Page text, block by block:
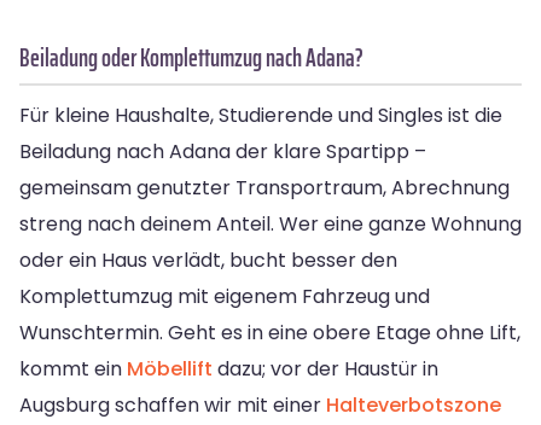
Beiladung oder Komplettumzug nach Adana?
Für kleine Haushalte, Studierende und Singles ist die
Beiladung nach Adana der klare Spartipp –
gemeinsam genutzter Transportraum, Abrechnung
streng nach deinem Anteil. Wer eine ganze Wohnung
oder ein Haus verlädt, bucht besser den
Komplettumzug mit eigenem Fahrzeug und
Wunschtermin. Geht es in eine obere Etage ohne Lift,
kommt ein Möbellift dazu; vor der Haustür in
Augsburg schaffen wir mit einer Halteverbotszone